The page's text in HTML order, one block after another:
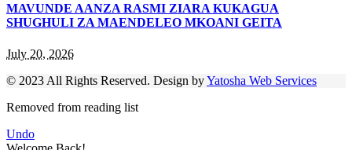
MAVUNDE AANZA RASMI ZIARA KUKAGUA
SHUGHULI ZA MAENDELEO MKOANI GEITA
July 20, 2026
© 2023 All Rights Reserved. Design byYatosha Web Services
Removed from reading list
Undo